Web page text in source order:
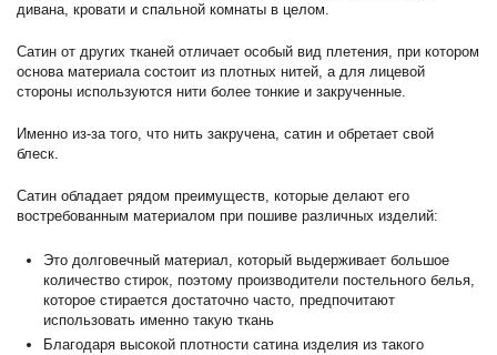
дивана, кровати и спальной комнаты в целом.
Сатин от других тканей отличает особый вид плетения, при котором
основа материала состоит из плотных нитей, а для лицевой
стороны используются нити более тонкие и закрученные.
Именно из-за того, что нить закручена, сатин и обретает свой
блеск.
Сатин обладает рядом преимуществ, которые делают его
востребованным материалом при пошиве различных изделий:
Это долговечный материал, который выдерживает большое
количество стирок, поэтому производители постельного белья,
которое стирается достаточно часто, предпочитают
использовать именно такую ткань
Благодаря высокой плотности сатина изделия из такого